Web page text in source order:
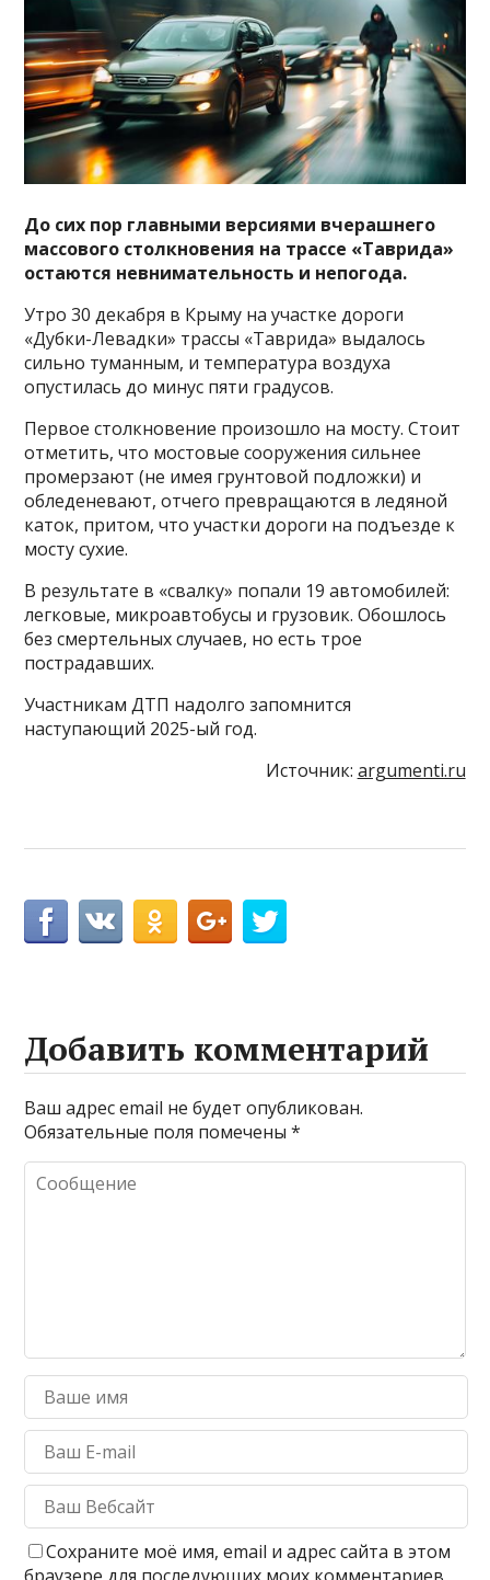
До сих пор главными версиями вчерашнего
массового столкновения на трассе «Таврида»
остаются невнимательность и непогода.
Утро 30 декабря в Крыму на участке дороги
«Дубки-Левадки» трассы «Таврида» выдалось
сильно туманным, и температура воздуха
опустилась до минус пяти градусов.
Первое столкновение произошло на мосту. Стоит
отметить, что мостовые сооружения сильнее
промерзают (не имея грунтовой подложки) и
обледеневают, отчего превращаются в ледяной
каток, притом, что участки дороги на подъезде к
мосту сухие.
В результате в «свалку» попали 19 автомобилей:
легковые, микроавтобусы и грузовик. Обошлось
без смертельных случаев, но есть трое
пострадавших.
Участникам ДТП надолго запомнится
наступающий 2025-ый год.
Источник: argumenti.ru
Добавить комментарий
Ваш адрес email не будет опубликован.
Обязательные поля помечены*
Сохраните моё имя, email и адрес сайта в этом